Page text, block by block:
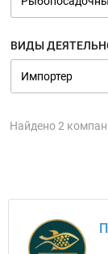
ВИДЫ
Найдено 2